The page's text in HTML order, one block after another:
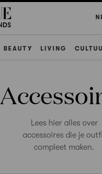
BEAUTY LIVING
Lees hier alles over
accessoires die je
compleet maken.